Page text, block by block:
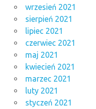
wrzesień 2021
sierpień 2021
lipiec 2021
czerwiec 2021
maj 2021
kwiecień 2021
marzec 2021
luty 2021
styczeń 2021